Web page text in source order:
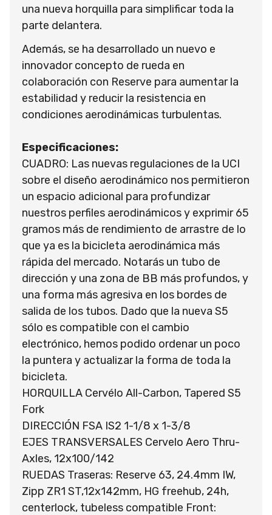
una nueva horquilla para simplificar toda la
parte delantera.
Además, se ha desarrollado un nuevo e
innovador concepto de rueda en
colaboración con Reserve para aumentar la
estabilidad y reducir la resistencia en
condiciones aerodinámicas turbulentas.
Especificaciones:
CUADRO: Las nuevas regulaciones de la UCI
sobre el diseño aerodinámico nos permitieron
un espacio adicional para profundizar
nuestros perfiles aerodinámicos y exprimir 65
gramos más de rendimiento de arrastre de lo
que ya es la bicicleta aerodinámica más
rápida del mercado. Notarás un tubo de
dirección y una zona de BB más profundos, y
una forma más agresiva en los bordes de
salida de los tubos. Dado que la nueva S5
sólo es compatible con el cambio
electrónico, hemos podido ordenar un poco
la puntera y actualizar la forma de toda la
bicicleta.
HORQUILLA Cervélo All-Carbon, Tapered S5
Fork
DIRECCIÓN FSA IS2 1-1/8 x 1-3/8
EJES TRANSVERSALES Cervelo Aero Thru-
Axles, 12x100/142
RUEDAS Traseras: Reserve 63, 24.4mm IW,
Zipp ZR1 ST,12x142mm, HG freehub, 24h,
centerlock, tubeless compatible Front: